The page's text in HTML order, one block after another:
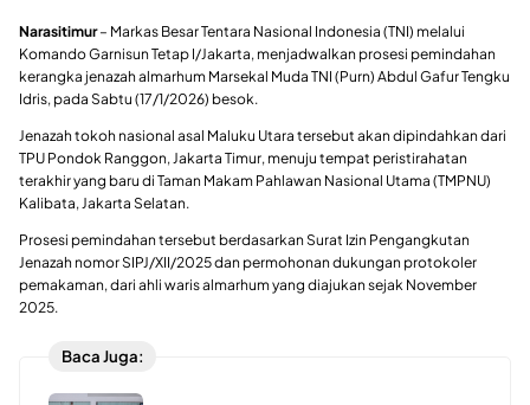
Narasitimur– Markas Besar Tentara Nasional Indonesia (TNI) melalui
Komando Garnisun Tetap I/Jakarta, menjadwalkan prosesi pemindahan
kerangka jenazah almarhum Marsekal Muda TNI (Purn) Abdul Gafur Tengku
Idris, pada Sabtu (17/1/2026) besok.
Jenazah tokoh nasional asal Maluku Utara tersebut akan dipindahkan dari
TPU Pondok Ranggon, Jakarta Timur, menuju tempat peristirahatan
terakhir yang baru di Taman Makam Pahlawan Nasional Utama (TMPNU)
Kalibata, Jakarta Selatan.
Prosesi pemindahan tersebut berdasarkan Surat Izin Pengangkutan
Jenazah nomor SIPJ/XII/2025 dan permohonan dukungan protokoler
pemakaman, dari ahli waris almarhum yang diajukan sejak November
2025.
Baca Juga: